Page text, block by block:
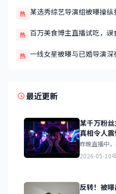
热 某选秀综艺导演组被曝操
热 百万美食博主直播试吃，
热 一线女星被曝与已婚导演
最近更新
某千万粉
真相令人震
昨晚直播中
王"突然情绪
道歉。据知
2026-05-10
反转！被